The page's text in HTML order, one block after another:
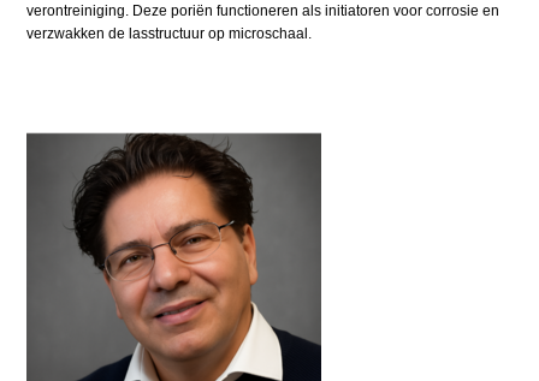
verontreiniging. Deze poriën functioneren als initiatoren voor corrosie en
verzwakken de lasstructuur op microschaal.